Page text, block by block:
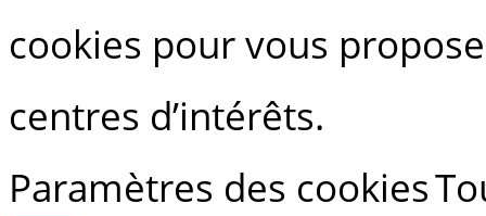
cookies pour vous
centres d’intérêts.
Paramètres des cookies